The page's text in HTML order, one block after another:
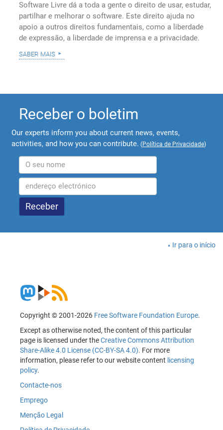
Software Livre dá a toda a gente o direito de usar, estudar,
partilhar e melhorar o software. Este direito ajuda no
apoio a outros direitos fundamentais, como a liberdade
de expressão, a liberdade de imprensa e a privacidade.
saber mais
Receber o boletim
Our experts inform you about current news, events,
activities, and how you can contribute. (Política de Privacidade)
Ir para o início
Copyright © 2001-2026 Free Software Foundation Europe.
Except as otherwise noted, the content of this particular
page is licensed under theCreative Commons Attribution
Share-Alike 4.0 License (CC-BY-SA 4.0). For more
information, please refer to our website content licensing
policy.
Contacte-nos
Emprego
Menção Legal